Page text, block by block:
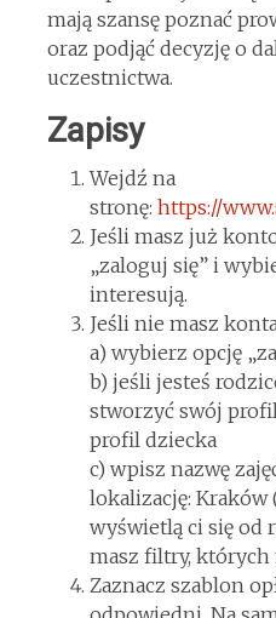
mają szansę poznać
oraz podjąć decyzję o
uczestnictwa.
Zapisy
Wejdź na
stronę: https://
Jeśli masz już
„zaloguj się” i
interesują.
Jeśli nie masz
a) wybierz opcję
b) jeśli jesteś
stworzyć swój
profil dziecka
c) wpisz nazwę
lokalizację: Kraków
wyświetlą ci się od
masz filtry, których
Zaznacz szablon